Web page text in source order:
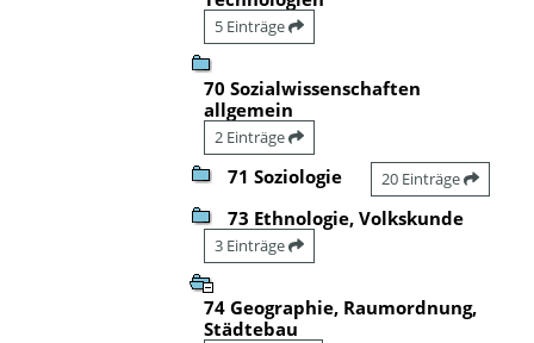
5 Einträge
70 Sozialwissenschaften
allgemein
2 Einträge
71 Soziologie 20 Einträge
73 Ethnologie, Volkskunde
3 Einträge
74 Geographie, Raumordnung,
Städtebau